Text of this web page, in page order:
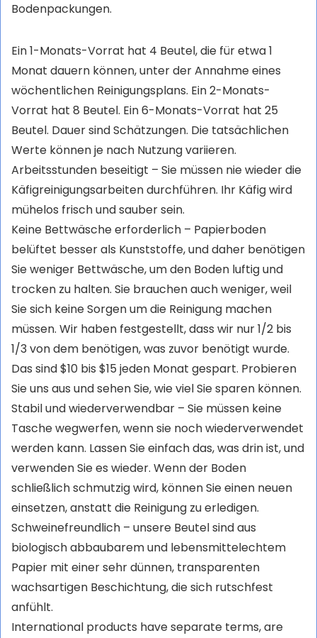
Bodenpackungen.
Ein 1-Monats-Vorrat hat 4 Beutel, die für etwa 1
Monat dauern können, unter der Annahme eines
wöchentlichen Reinigungsplans. Ein 2-Monats-
Vorrat hat 8 Beutel. Ein 6-Monats-Vorrat hat 25
Beutel. Dauer sind Schätzungen. Die tatsächlichen
Werte können je nach Nutzung variieren.
Arbeitsstunden beseitigt – Sie müssen nie wieder die
Käfigreinigungsarbeiten durchführen. Ihr Käfig wird
mühelos frisch und sauber sein.
Keine Bettwäsche erforderlich – Papierboden
belüftet besser als Kunststoffe, und daher benötigen
Sie weniger Bettwäsche, um den Boden luftig und
trocken zu halten. Sie brauchen auch weniger, weil
Sie sich keine Sorgen um die Reinigung machen
müssen. Wir haben festgestellt, dass wir nur 1/2 bis
1/3 von dem benötigen, was zuvor benötigt wurde.
Das sind $10 bis $15 jeden Monat gespart. Probieren
Sie uns aus und sehen Sie, wie viel Sie sparen können.
Stabil und wiederverwendbar – Sie müssen keine
Tasche wegwerfen, wenn sie noch wiederverwendet
werden kann. Lassen Sie einfach das, was drin ist, und
verwenden Sie es wieder. Wenn der Boden
schließlich schmutzig wird, können Sie einen neuen
einsetzen, anstatt die Reinigung zu erledigen.
Schweinefreundlich – unsere Beutel sind aus
biologisch abbaubarem und lebensmittelechtem
Papier mit einer sehr dünnen, transparenten
wachsartigen Beschichtung, die sich rutschfest
anfühlt.
International products have separate terms, are